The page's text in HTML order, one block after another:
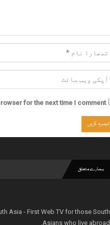
for the next time I comment.
ہمارے متعلق
Asia - First Web TV for those South
Asians who live abroad.